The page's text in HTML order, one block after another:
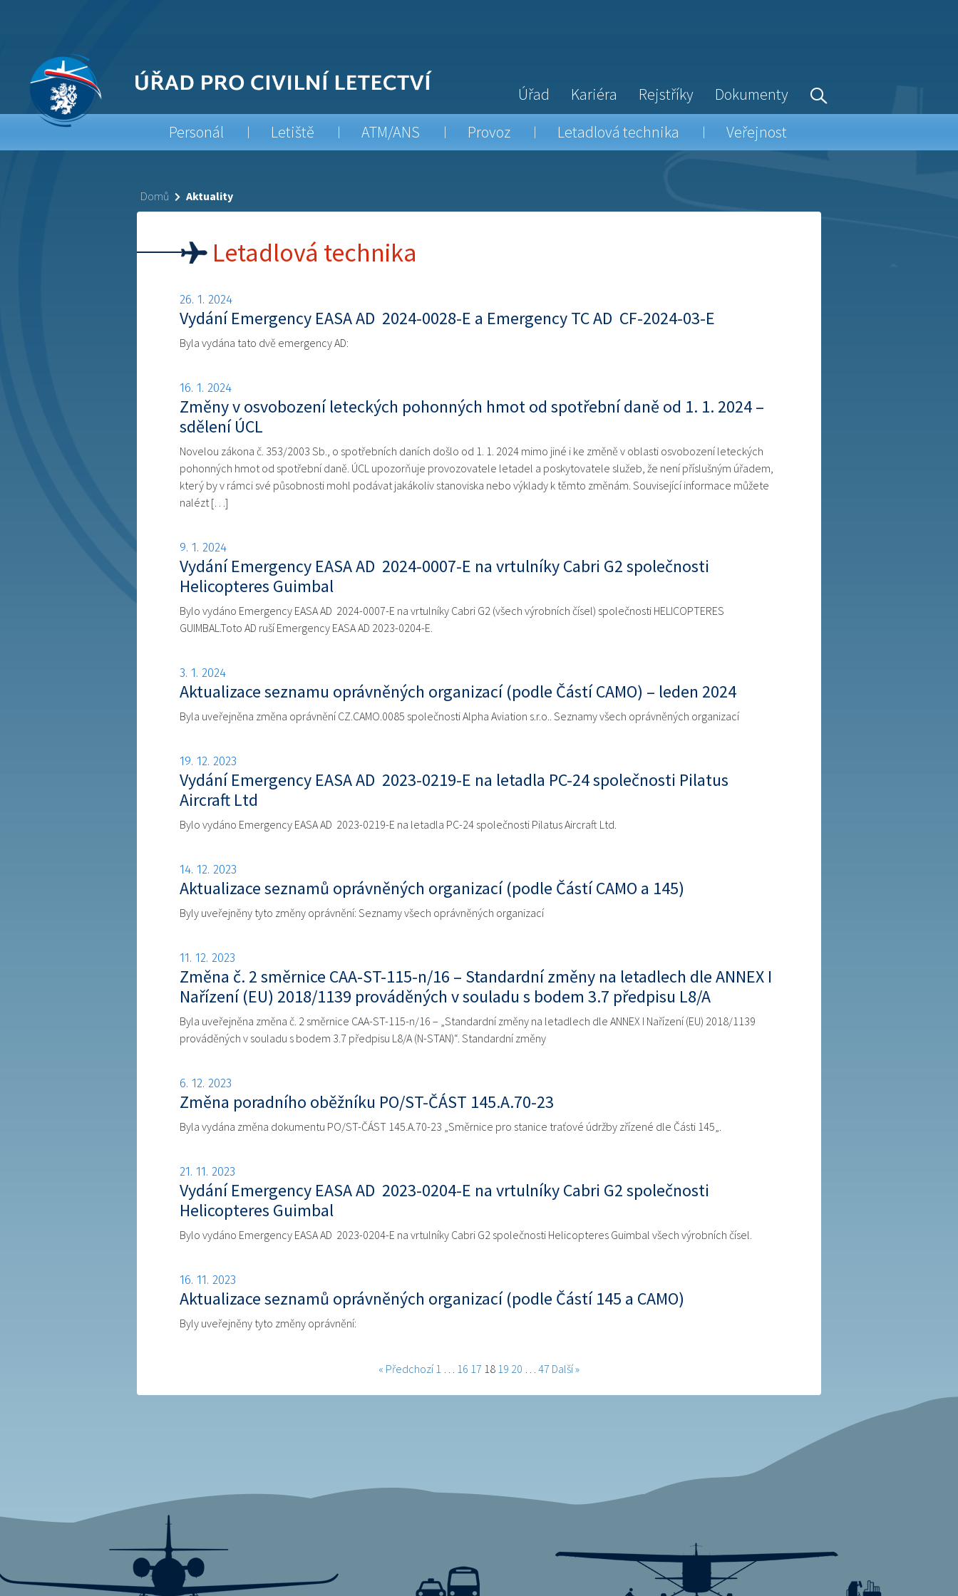
Úřad Kariéra Rejstříky
Dokumenty
Personál
Letiště ATM/ANS Provoz Letadlová technika Veřejnost
Domů Aktuality
Letadlová technika
26. 1. 2024
Vydání Emergency EASA AD 2024-0028-E a Emergency TC AD CF-2024-03-E
Byla vydána tato dvě emergency AD:
16. 1. 2024
Změny v osvobození leteckých pohonných hmot od spotřební daně od 1. 1. 2024 –
sdělení ÚCL
Novelou zákona č. 353/2003 Sb., o spotřebních daních došlo od 1. 1. 2024 mimo jiné i ke změně v oblasti osvobození leteckých
pohonných hmot od spotřební daně. ÚCL upozorňuje provozovatele letadel a poskytovatele služeb, že není příslušným úřadem,
který by v rámci své působnosti mohl podávat jakákoliv stanoviska nebo výklady k těmto změnám. Související informace můžete
nalézt […]
9. 1. 2024
Vydání Emergency EASA AD 2024-0007-E na vrtulníky Cabri G2 společnosti
Helicopteres Guimbal
Bylo vydáno Emergency EASA AD 2024-0007-E na vrtulníky Cabri G2 (všech výrobních čísel) společnosti HELICOPTERES
GUIMBAL.Toto AD ruší Emergency EASA AD 2023-0204-E.
3. 1. 2024
Aktualizace seznamu oprávněných organizací (podle Částí CAMO) – leden 2024
Byla uveřejněna změna oprávnění CZ.CAMO.0085 společnosti Alpha Aviation s.r.o.. Seznamy všech oprávněných organizací
19. 12. 2023
Vydání Emergency EASA AD 2023-0219-E na letadla PC-24 společnosti Pilatus
Aircraft Ltd
Bylo vydáno Emergency EASA AD 2023-0219-E na letadla PC-24 společnosti Pilatus Aircraft Ltd.
14. 12. 2023
Aktualizace seznamů oprávněných organizací (podle Částí CAMO a 145)
Byly uveřejněny tyto změny oprávnění: Seznamy všech oprávněných organizací
11. 12. 2023
Změna č. 2 směrnice CAA-ST-115-n/16 – Standardní změny na letadlech dle ANNEX I
Nařízení (EU) 2018/1139 prováděných v souladu s bodem 3.7 předpisu L8/A
Byla uveřejněna změna č. 2 směrnice CAA-ST-115-n/16 – „Standardní změny na letadlech dle ANNEX I Nařízení (EU) 2018/1139
prováděných v souladu s bodem 3.7 předpisu L8/A (N-STAN)“. Standardní změny
6. 12. 2023
Změna poradního oběžníku PO/ST-ČÁST 145.A.70-23
Byla vydána změna dokumentu PO/ST-ČÁST 145.A.70-23 „Směrnice pro stanice traťové údržby zřízené dle Části 145„.
21. 11. 2023
Vydání Emergency EASA AD 2023-0204-E na vrtulníky Cabri G2 společnosti
Helicopteres Guimbal
Bylo vydáno Emergency EASA AD 2023-0204-E na vrtulníky Cabri G2 společnosti Helicopteres Guimbal všech výrobních čísel.
16. 11. 2023
Aktualizace seznamů oprávněných organizací (podle Částí 145 a CAMO)
Byly uveřejněny tyto změny oprávnění:
« Předchozí 1 … 16 17 18 19 20 … 47 Další »